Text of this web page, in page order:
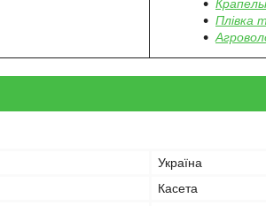
Плівка
Україна
Касета